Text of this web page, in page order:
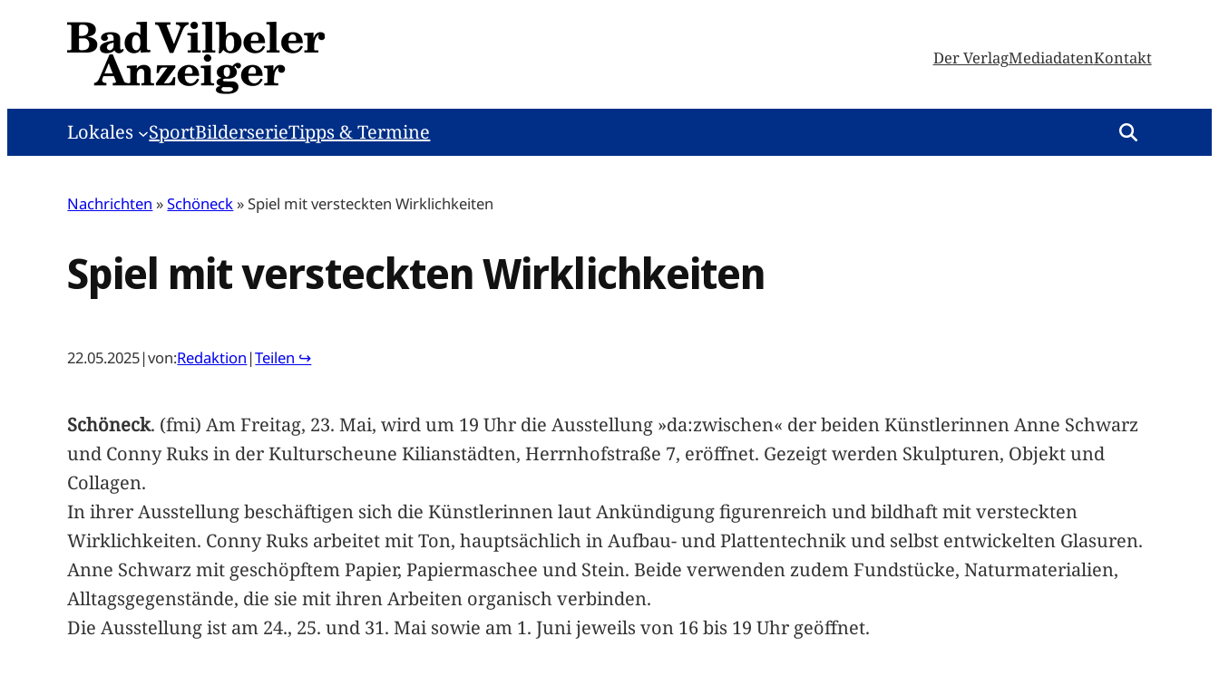
Der VerlagMediadatenKontakt
Lokales SportBilderserieTipps & Termine
Nachrichten »Schöneck»Spiel mit versteckten Wirklichkeiten
Spiel mit versteckten Wirklichkeiten
22.05.2025|von:Redaktion |Teilen ↪
Schöneck. (fmi) Am Freitag, 23. Mai, wird um 19 Uhr die Ausstellung »da:zwischen« der beiden Künstlerinnen Anne Schwarz
und Conny Ruks in der Kulturscheune Kilianstädten, Herrnhofstraße 7, eröffnet. Gezeigt werden Skulpturen, Objekt und
Collagen.
In ihrer Ausstellung beschäftigen sich die Künstlerinnen laut Ankündigung figurenreich und bildhaft mit versteckten
Wirklichkeiten. Conny Ruks arbeitet mit Ton, hauptsächlich in Aufbau- und Plattentechnik und selbst entwickelten Glasuren.
Anne Schwarz mit geschöpftem Papier, Papiermaschee und Stein. Beide verwenden zudem Fundstücke, Naturmaterialien,
Alltagsgegenstände, die sie mit ihren Arbeiten organisch verbinden.
Die Ausstellung ist am 24., 25. und 31. Mai sowie am 1. Juni jeweils von 16 bis 19 Uhr geöffnet.